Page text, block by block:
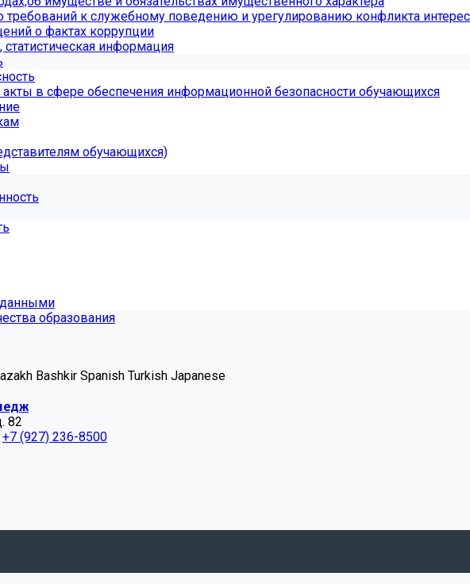
к служебному поведению и урегулированию конфликта
о фактах коррупции
информация
в сфере обеспечения информационной безопасности обучающихся
обучающихся)
образования
Bashkir Spanish Turkish Japanese
82
+7 (927) 236-8500